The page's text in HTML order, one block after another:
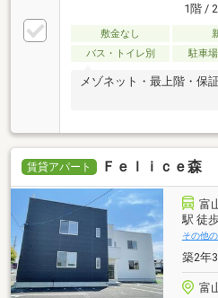
1階 /
敷金なし
バス・トイレ別
駐車
メゾネット・最上階・保
賃貸アパート Ｆｅｌｉｃｅ森
富
駅 徒
その他
築2年
富